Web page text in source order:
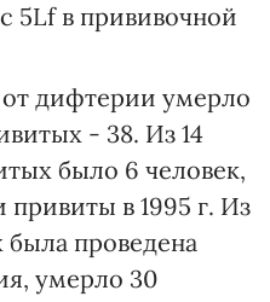
5Lf в прививочной
от дифтерии умерло
- 38. Из 14
было 6 человек,
в 1995 г. Из
была проведена
умерло 30